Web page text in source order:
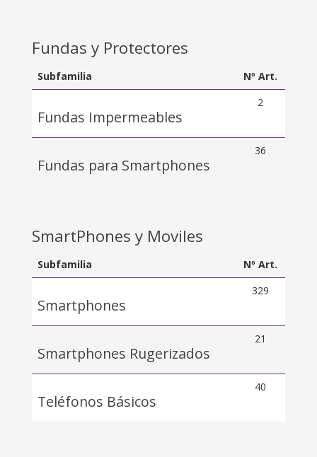
Fundas y Protectores
Subfamilia Nº Art.
Fundas Impermeables
2
Fundas para Smartphones
36
SmartPhones y Moviles
Subfamilia Nº Art.
Smartphones
329
Smartphones Rugerizados
21
Teléfonos Básicos
40